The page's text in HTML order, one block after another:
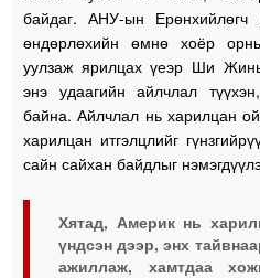
байдаг. АНУ-ын
өндөрлөхийн өмнө хоёр
уулзаж ярилцах үеэр Ши
энэ удаагийн айлчлал
байна. Айлчлал нь харилцан
харилцан итгэлцлийг
сайн сайхан байдлыг
Хятад, Америк нь
үндсэн дээр, энх
ажиллаж, хамтдаа